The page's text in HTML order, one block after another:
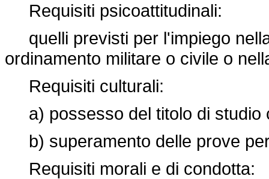
Requisiti psicoattitudinali:
quelli previsti per l'impiego
ordinamento militare o civile o
Requisiti culturali:
a) possesso del titolo di studio
b) superamento delle prove
Requisiti morali e di condotta: